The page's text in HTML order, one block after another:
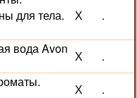
для тела.
Х .
вода Avon Х .
Х
.